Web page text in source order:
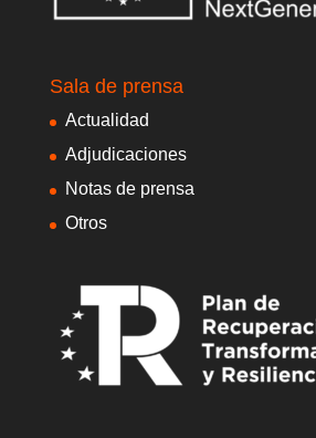
Sala de prensa
Actualidad
Adjudicaciones
Notas de prensa
Otros